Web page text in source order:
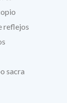
reflejos
sacra